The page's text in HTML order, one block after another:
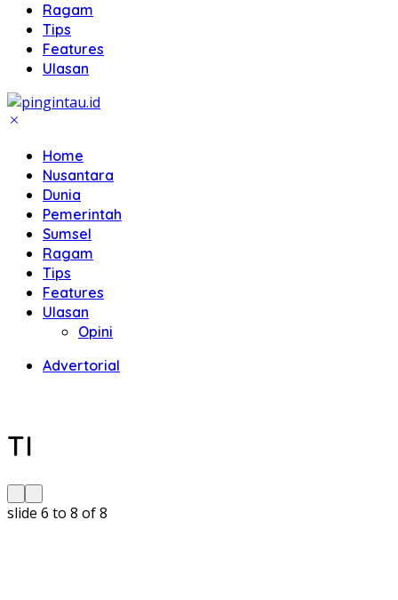
Ragam
Tips
Features
Ulasan
Home
Nusantara
Dunia
Pemerintah
Sumsel
Ragam
Tips
Features
Ulasan
Opini
Advertorial
TI
slide 6 to 8 of 8